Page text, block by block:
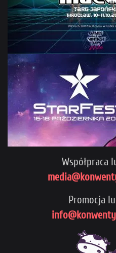
Współpraca
Promocja